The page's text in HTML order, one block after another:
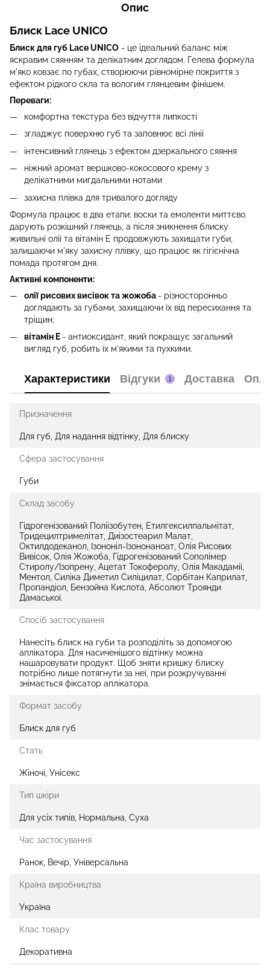
Опис
Блиск Lace UNICO
Блиск для губ Lace UNICO - це ідеальний баланс між
яскравим сяянням та делікатним доглядом. Гелева формула
м'яко ковзає по губах, створюючи рівномірне покриття з
ефектом рідкого скла та вологим глянцевим фінішем.
Переваги:
комфортна текстура без відчуття липкості
згладжує поверхню губ та заповнює всі лінії
інтенсивний глянець з ефектом дзеркального сяяння
ніжний аромат вершково-кокосового крему з
делікатними мигдальними нотами
захисна плівка для тривалого догляду
Формула працює в два етапи: воски та емоленти миттєво
дарують розкішний глянець, а після зникнення блиску
живильні олії та вітамін Е продовжують захищати губи,
залишаючи м'яку захисну плівку, що працює як гігієнічна
помада протягом дня.
Активні компоненти:
олії рисових висівок та жожоба - різносторонньо
доглядають за губами, захищаючи їх від пересихання та
тріщин;
вітамін Е - антиоксидант, який покращує загальний
вигляд губ, робить їх м'якими та пухкими.
Характеристики Відгуки 1 Доставка
Призначення
Для губ, Для надання відтінку, Для блиску
Сфера застосування
Губи
Склад засобу
Гідрогенізований Поліізобутен, Етилгексилпальмітат,
Тридецилтримелітат, Диізостеарил Малат,
Октилдодеканол, Ізононіл-Ізононаноат, Олія Рисових
Вивісок, Олія Жожоба, Гідрогенізований Сополімер
Стиролу/Ізопрену, Ацетат Токоферолу, Олія Макадамії,
Ментол, Силіка Диметил Силіцилат, Сорбітан Каприлат,
Пропандіол, Бензойна Кислота, Абсолют Троянди
Дамаської.
Спосіб застосування
Нанесіть блиск на губи та розподіліть за допомогою
аплікатора. Для насиченішого відтінку можна
нашаровувати продукт. Щоб зняти кришку блиску
потрібно лише потягнути за неї, при розкручуванні
знімається фіксатор аплікатора.
Формат засобу
Блиск для губ
Стать
Жіночі, Унісекс
Тип шкіри
Для усіх типів, Нормальна, Суха
Час застосування
Ранок, Вечір, Універсальна
Країна виробництва
Україна
Клас товару
Декоративна